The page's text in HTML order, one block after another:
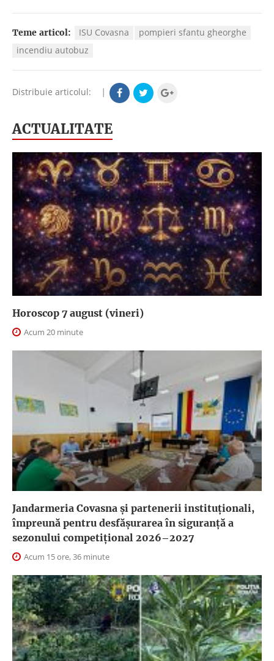
Teme articol: ISU Covasna
pompieri sfantu gheorghe
incendiu autobuz
Distribuie articolul: |
ACTUALITATE
Horoscop 7 august (vineri)
Acum 20 minute
Jandarmeria Covasna și partenerii instituționali,
împreună pentru desfășurarea în siguranță a
sezonului competițional 2026–2027
Acum 15 ore, 36 minute